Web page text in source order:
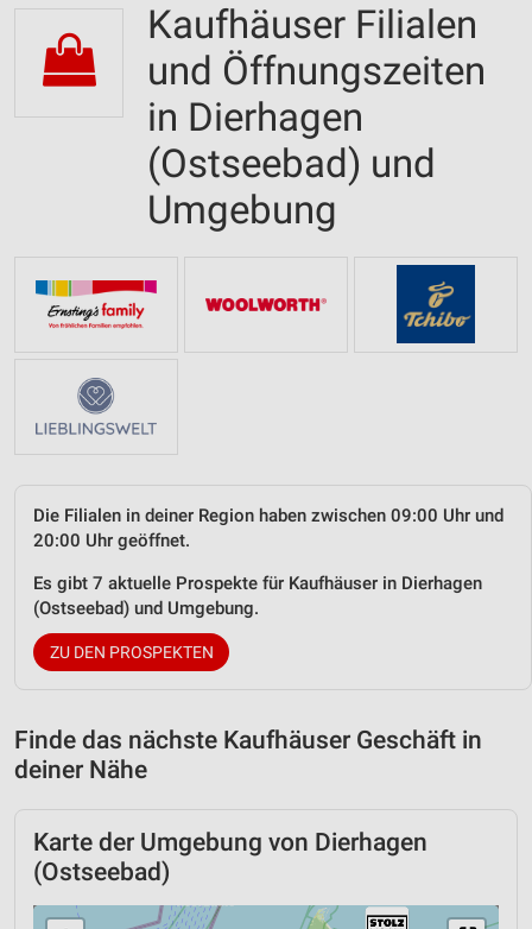
Kaufhäuser Filialen
und Öffnungszeiten
in Dierhagen
(Ostseebad) und
Umgebung
Die Filialen in deiner Region haben zwischen 09:00 Uhr und
20:00 Uhr geöffnet.
Es gibt 7 aktuelle Prospekte für Kaufhäuser in Dierhagen
(Ostseebad) und Umgebung.
ZU DEN PROSPEKTEN
Finde das nächste Kaufhäuser Geschäft in
deiner Nähe
Karte der Umgebung von Dierhagen
(Ostseebad)